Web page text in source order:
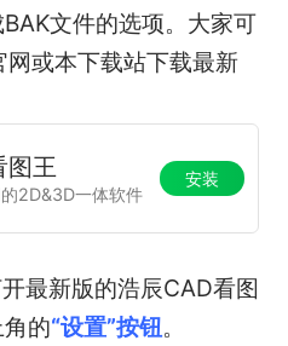
文件的选项。大家可
或本下载站下载最新
图王
2D&3D一体软件
安装
新版的浩辰CAD看图
的“设置”按钮。